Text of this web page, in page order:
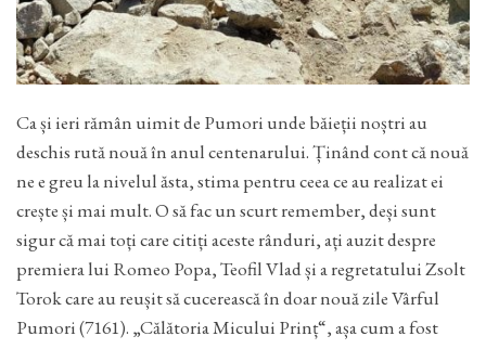
Ca și ieri rămân uimit de Pumori unde băieții noștri au
deschis rută nouă în anul centenarului. Ținând cont că nouă
ne e greu la nivelul ăsta, stima pentru ceea ce au realizat ei
crește și mai mult. O să fac un scurt remember, deși sunt
sigur că mai toți care citiți aceste rânduri, ați auzit despre
premiera lui Romeo Popa, Teofil Vlad și a regretatului Zsolt
Torok care au reușit să cucerească în doar nouă zile Vârful
Pumori (7161). „Călătoria Micului Prinț“, așa cum a fost